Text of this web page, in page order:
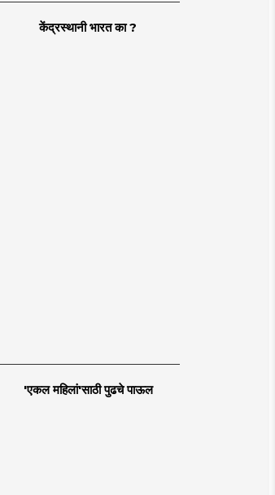
केंद्रस्थानी भारत का ?
'एकल महिलां'साठी पुढचे पाऊल